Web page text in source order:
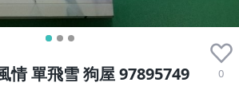
情 單飛雪 狗屋 97895749
0